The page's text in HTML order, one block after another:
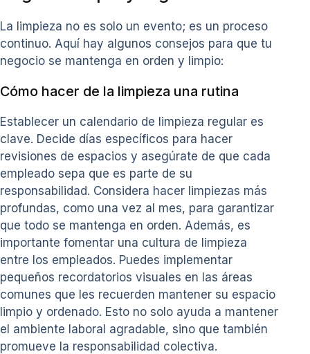
La limpieza no es solo un evento; es un proceso
continuo. Aquí hay algunos consejos para que tu
negocio se mantenga en orden y limpio:
Cómo hacer de la limpieza una rutina
Establecer un calendario de limpieza regular es
clave. Decide días específicos para hacer
revisiones de espacios y asegúrate de que cada
empleado sepa que es parte de su
responsabilidad. Considera hacer limpiezas más
profundas, como una vez al mes, para garantizar
que todo se mantenga en orden. Además, es
importante fomentar una cultura de limpieza
entre los empleados. Puedes implementar
pequeños recordatorios visuales en las áreas
comunes que les recuerden mantener su espacio
limpio y ordenado. Esto no solo ayuda a mantener
el ambiente laboral agradable, sino que también
promueve la responsabilidad colectiva.